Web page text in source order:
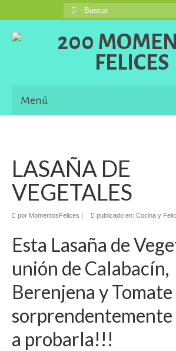
Buscar
por:
Menú
Contacto
LASAÑA DE
VEGETALES
por MomentosFelices | publicado en: Cocina y
Esta Lasaña de
unión de Calabacín,
Berenjena y Tomate
sorprendentemente
a probarla!!!